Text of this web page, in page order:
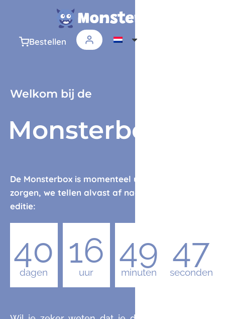
Bestellen
Welkom bij de
Monsterbox
De Monsterbox is momenteel uitverkocht. Geen
zorgen, we tellen alvast af naar de volgende
editie:
40
dagen
16
uur
49
minuten
46
seconden